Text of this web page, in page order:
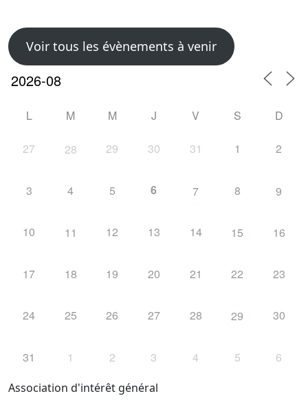
Voir tous les évènements à venir
L M M J V S D
27 28 29 30 31 1 2
3 4 5 6 7 8 9
10 11 12 13 14 15 16
17 18 19 20 21 22 23
24 25 26 27 28 29 30
31 1 2 3 4 5 6
Association d'intérêt général